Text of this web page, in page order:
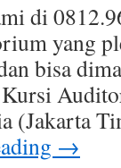
di
yang
bisa
(Jakarta
→